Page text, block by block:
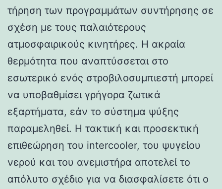
τήρηση των προγραμμάτων συντήρησης σε
σχέση με τους παλαιότερους
ατμοσφαιρικούς κινητήρες. Η ακραία
θερμότητα που αναπτύσσεται στο
εσωτερικό ενός στροβιλοσυμπιεστή μπορεί
να υποβαθμίσει γρήγορα ζωτικά
εξαρτήματα, εάν το σύστημα ψύξης
παραμεληθεί. Η τακτική και προσεκτική
επιθεώρηση του intercooler, του ψυγείου
νερού και του ανεμιστήρα αποτελεί το
απόλυτο σχέδιο για να διασφαλίσετε ότι ο